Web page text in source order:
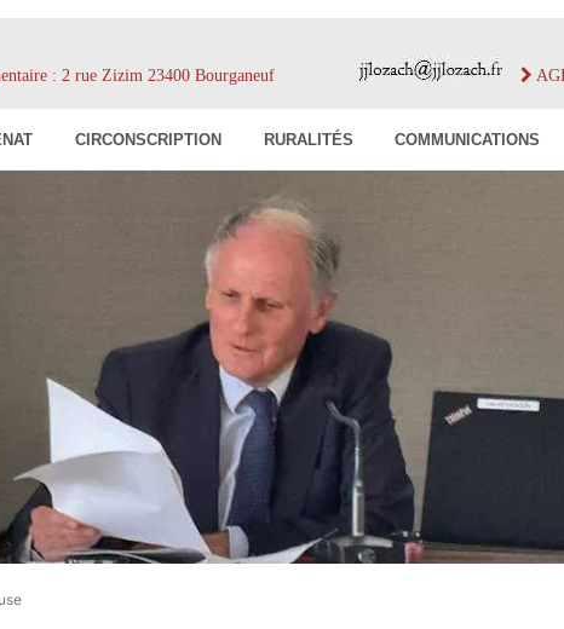
: 2 rue Zizim 23400 Bourganeuf
CIRCONSCRIPTION RURALITÉS COMMUNICATIONS